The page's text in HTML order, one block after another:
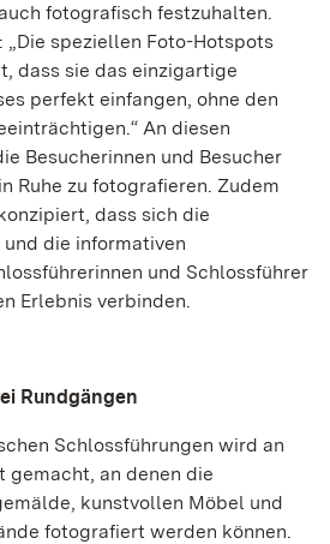
fotografisch festzuhalten.
speziellen Foto-Hotspots
dass sie das einzigartige
perfekt einfangen, ohne den
An diesen
Besucherinnen und Besucher
Ruhe zu fotografieren. Zudem
dass sich die
die informativen
und Schlossführer
Erlebnis verbinden.
Rundgängen
Schlossführungen wird an
gemacht, an denen die
kunstvollen Möbel und
fotografiert werden können.